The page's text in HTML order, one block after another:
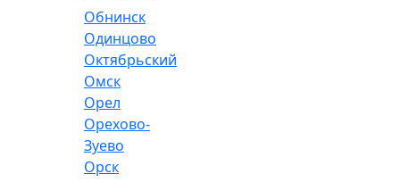
Обнинск
Одинцово
Октябрьский
Омск
Орел
Орехово-
Зуево
Орск